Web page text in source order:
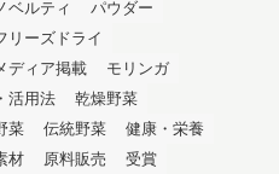
ベルティ
パウダー
リーズドライ
ディア掲載
モリンガ
活用法
乾燥野菜
菜 伝統野菜
健康・栄養
材 原料販売
受賞